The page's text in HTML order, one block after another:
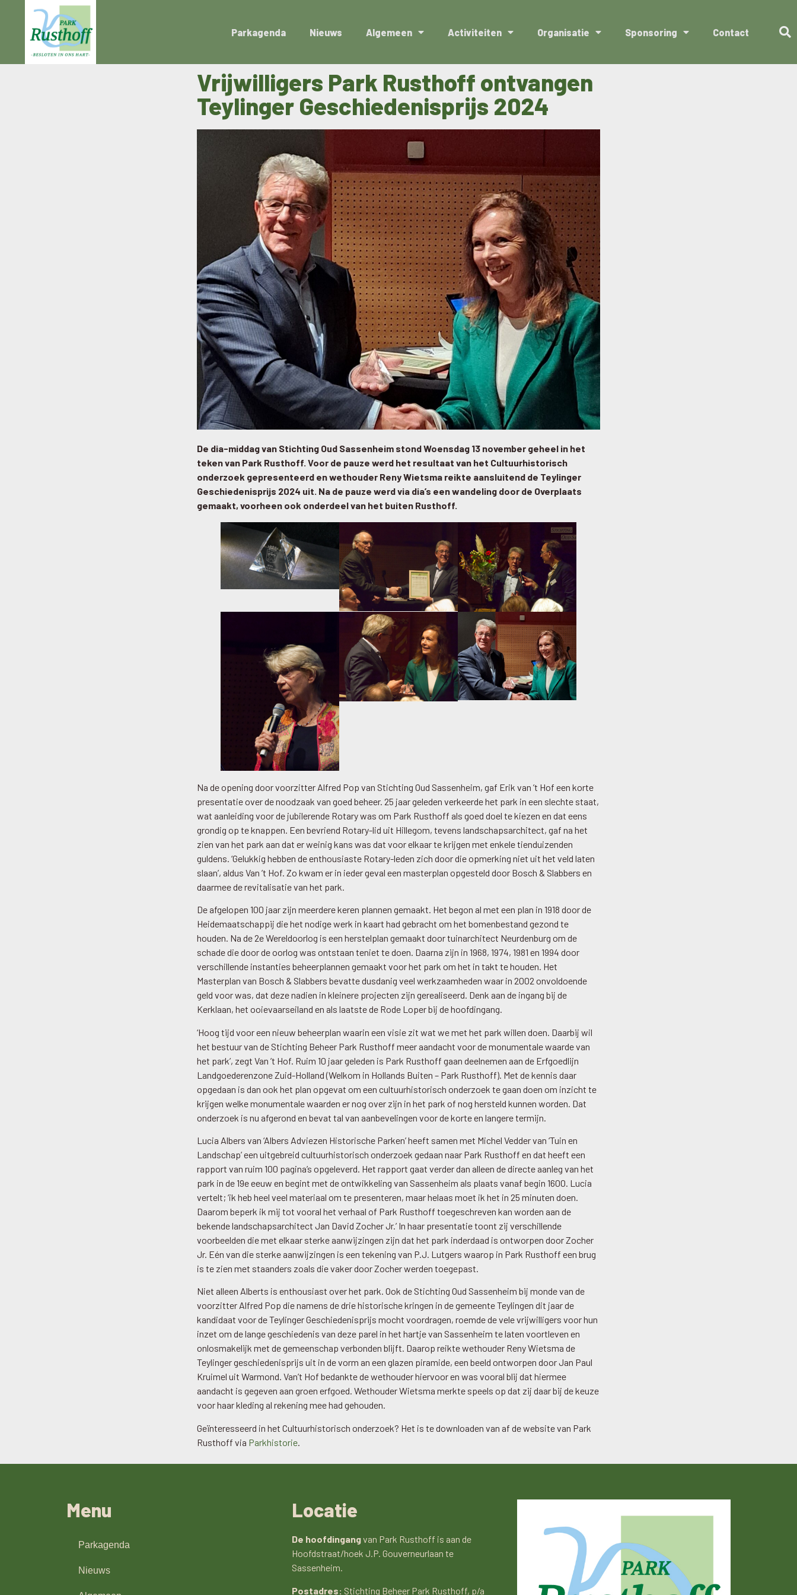
Parkagenda Nieuws Algemeen Activiteiten Organisatie Sponsoring Contact
Vrijwilligers Park Rusthoff ontvangen
Teylinger Geschiedenisprijs 2024
De dia-middag van Stichting Oud Sassenheim stond Woensdag 13 november geheel in het
teken van Park Rusthoff. Voor de pauze werd het resultaat van het Cultuurhistorisch
onderzoek gepresenteerd en wethouder Reny Wietsma reikte aansluitend de Teylinger
Geschiedenisprijs 2024 uit. Na de pauze werd via dia’s een wandeling door de Overplaats
gemaakt, voorheen ook onderdeel van het buiten Rusthoff.
Na de opening door voorzitter Alfred Pop van Stichting Oud Sassenheim, gaf Erik van ’t Hof een korte
presentatie over de noodzaak van goed beheer. 25 jaar geleden verkeerde het park in een slechte staat,
wat aanleiding voor de jubilerende Rotary was om Park Rusthoff als goed doel te kiezen en dat eens
grondig op te knappen. Een bevriend Rotary-lid uit Hillegom, tevens landschapsarchitect, gaf na het
zien van het park aan dat er weinig kans was dat voor elkaar te krijgen met enkele tienduizenden
guldens. ‘Gelukkig hebben de enthousiaste Rotary-leden zich door die opmerking niet uit het veld laten
slaan’, aldus Van ’t Hof. Zo kwam er in ieder geval een masterplan opgesteld door Bosch & Slabbers en
daarmee de revitalisatie van het park.
De afgelopen 100 jaar zijn meerdere keren plannen gemaakt. Het begon al met een plan in 1918 door de
Heidemaatschappij die het nodige werk in kaart had gebracht om het bomenbestand gezond te
houden. Na de 2e Wereldoorlog is een herstelplan gemaakt door tuinarchitect Neurdenburg om de
schade die door de oorlog was ontstaan teniet te doen. Daarna zijn in 1968, 1974, 1981 en 1994 door
verschillende instanties beheerplannen gemaakt voor het park om het in takt te houden. Het
Masterplan van Bosch & Slabbers bevatte dusdanig veel werkzaamheden waar in 2002 onvoldoende
geld voor was, dat deze nadien in kleinere projecten zijn gerealiseerd. Denk aan de ingang bij de
Kerklaan, het ooievaarseiland en als laatste de Rode Loper bij de hoofdingang.
‘Hoog tijd voor een nieuw beheerplan waarin een visie zit wat we met het park willen doen. Daarbij wil
het bestuur van de Stichting Beheer Park Rusthoff meer aandacht voor de monumentale waarde van
het park’, zegt Van ’t Hof. Ruim 10 jaar geleden is Park Rusthoff gaan deelnemen aan de Erfgoedlijn
Landgoederenzone Zuid-Holland (Welkom in Hollands Buiten – Park Rusthoff). Met de kennis daar
opgedaan is dan ook het plan opgevat om een cultuurhistorisch onderzoek te gaan doen om inzicht te
krijgen welke monumentale waarden er nog over zijn in het park of nog hersteld kunnen worden. Dat
onderzoek is nu afgerond en bevat tal van aanbevelingen voor de korte en langere termijn.
Lucia Albers van ‘Albers Adviezen Historische Parken’ heeft samen met Michel Vedder van ‘Tuin en
Landschap’ een uitgebreid cultuurhistorisch onderzoek gedaan naar Park Rusthoff en dat heeft een
rapport van ruim 100 pagina’s opgeleverd. Het rapport gaat verder dan alleen de directe aanleg van het
park in de 19e eeuw en begint met de ontwikkeling van Sassenheim als plaats vanaf begin 1600. Lucia
vertelt; ‘ik heb heel veel materiaal om te presenteren, maar helaas moet ik het in 25 minuten doen.
Daarom beperk ik mij tot vooral het verhaal of Park Rusthoff toegeschreven kan worden aan de
bekende landschapsarchitect Jan David Zocher Jr.’ In haar presentatie toont zij verschillende
voorbeelden die met elkaar sterke aanwijzingen zijn dat het park inderdaad is ontworpen door Zocher
Jr. Eén van die sterke aanwijzingen is een tekening van P.J. Lutgers waarop in Park Rusthoff een brug
is te zien met staanders zoals die vaker door Zocher werden toegepast.
Niet alleen Alberts is enthousiast over het park. Ook de Stichting Oud Sassenheim bij monde van de
voorzitter Alfred Pop die namens de drie historische kringen in de gemeente Teylingen dit jaar de
kandidaat voor de Teylinger Geschiedenisprijs mocht voordragen, roemde de vele vrijwilligers voor hun
inzet om de lange geschiedenis van deze parel in het hartje van Sassenheim te laten voortleven en
onlosmakelijk met de gemeenschap verbonden blijft. Daarop reikte wethouder Reny Wietsma de
Teylinger geschiedenisprijs uit in de vorm an een glazen piramide, een beeld ontworpen door Jan Paul
Kruimel uit Warmond. Van’t Hof bedankte de wethouder hiervoor en was vooral blij dat hiermee
aandacht is gegeven aan groen erfgoed. Wethouder Wietsma merkte speels op dat zij daar bij de keuze
voor haar kleding al rekening mee had gehouden.
Geïnteresseerd in het Cultuurhistorisch onderzoek? Het is te downloaden van af de website van Park
Rusthoff via Parkhistorie
Menu
Parkagenda
Nieuws
Locatie
De hoofdingangvan Park Rusthoff is aan de
Hoofdstraat/hoek J.P. Gouverneurlaan te
Sassenheim.
Postadres: Stichting Beheer Park Rusthoff, p/a